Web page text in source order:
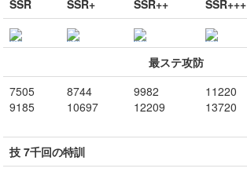
SSR SSR+ SSR++ SSR+++
最ステ攻防
7505
9185
8744
10697
9982
12209
11220
13720
技 7千回の特訓